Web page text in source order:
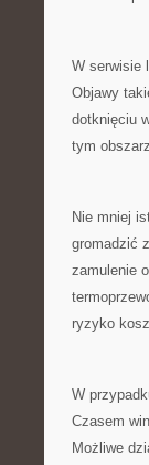
W serwisie
Objawy
dotknięciu
tym
Nie mniej
gromadzić
zamulenie
ryzyko
W
Czasem
Możliwe